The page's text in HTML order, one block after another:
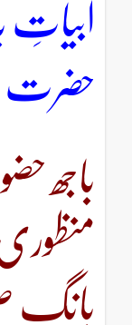
ابیاتِ
حضرت
باجھ
بانگ